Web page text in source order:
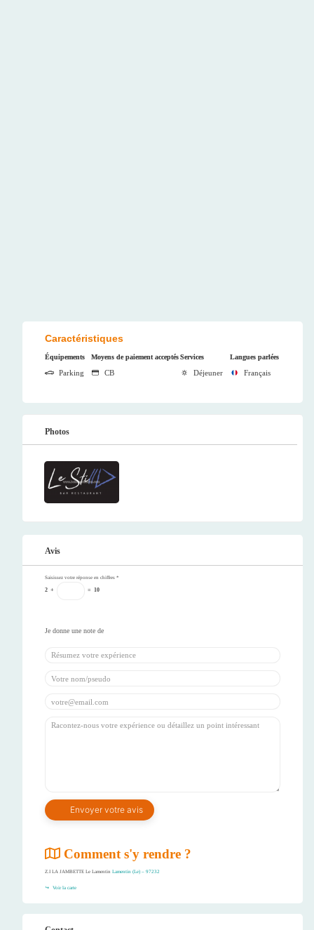
Caractéristiques
Équipements
Parking
Moyens de paiement acceptés
CB
Services
Déjeuner
Langues parlées
Français
Photos
Avis
Saisissez votre réponse en chiffres *
2 + = 10
Comment s'y rendre ?
Z.I LA JAMBETTE Le Lamentin Lamentin (Le) – 97232
Voir la carte